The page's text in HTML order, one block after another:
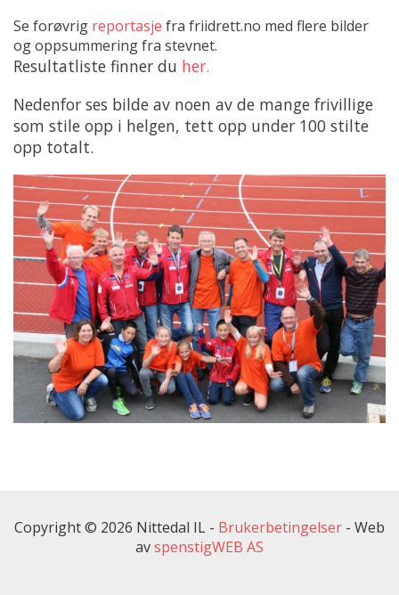
Se forøvrig reportasje fra friidrett.no med flere bilder
og oppsummering fra stevnet.
Resultatliste finner du her.
Nedenfor ses bilde av noen av de mange frivillige
som stile opp i helgen, tett opp under 100 stilte
opp totalt.
Copyright © 2026 Nittedal IL - Brukerbetingelser - Web
avspenstigWEB AS